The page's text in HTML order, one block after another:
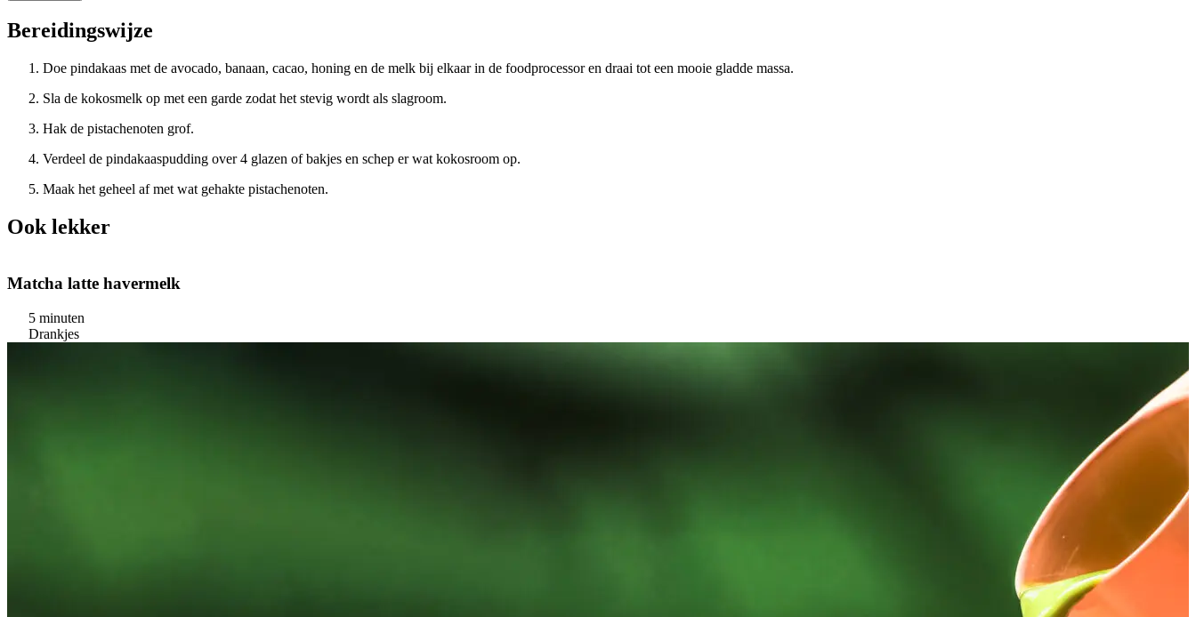
Bereidingswijze
Doe pindakaas met de avocado, banaan, cacao, honing en de melk bij elkaar in de foodprocessor en draai tot een mooie gladde massa.
Sla de kokosmelk op met een garde zodat het stevig wordt als slagroom.
Hak de pistachenoten grof.
Verdeel de pindakaaspudding over 4 glazen of bakjes en schep er wat kokosroom op.
Maak het geheel af met wat gehakte pistachenoten.
Ook lekker
Matcha latte havermelk
5 minuten
Drankjes